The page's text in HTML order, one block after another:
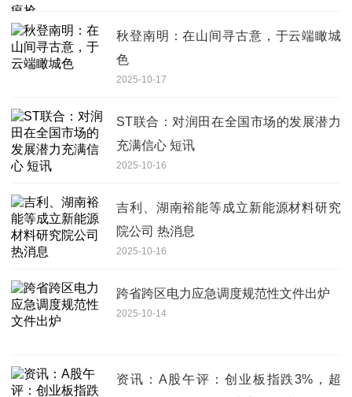
秋登南明：在山间寻古意，于云端瞰城
色
2025-10-17
ST联合：对润田在全国市场的发展潜力
充满信心 短讯
2025-10-16
吉利、湖南裕能等成立新能源材料研究
院公司 热消息
2025-10-16
跨省跨区电力应急调度规范性文件出炉
2025-10-14
资讯：A股午评：创业板指跌3%，超